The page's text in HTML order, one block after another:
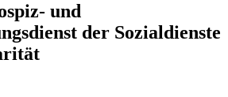
und
der Sozialdienste